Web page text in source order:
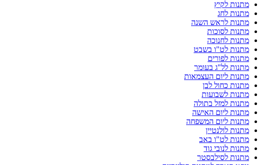
מתנות לקיץ
מתנות לחג
מתנות לראש השנה
מתנות לסוכות
מתנות לחנוכה
מתנות לט"ו בשבט
מתנות לפורים
מתנות לל"ג בעומר
מתנות ליום העצמאות
מתנות כחול לבן
מתנות לשבועות
מתנות למזל בתולה
מתנות ליום האישה
מתנות ליום המשפחה
מתנות לולנטיין
מתנות לט"ו באב
מתנות לנובי גוד
מתנות לסילבסטר